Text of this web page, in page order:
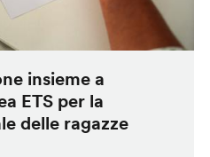
insieme a
ETS per la
delle ragazze